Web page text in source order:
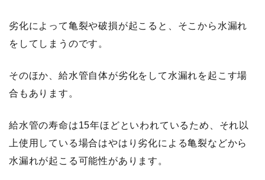
劣化によって亀裂や破損が起こると、そこから水漏れ
をしてしまうのです。
そのほか、給水管自体が劣化をして水漏れを起こす場
合もあります。
給水管の寿命は15年ほどといわれているため、それ以
上使用している場合はやはり劣化による亀裂などから
水漏れが起こる可能性があります。